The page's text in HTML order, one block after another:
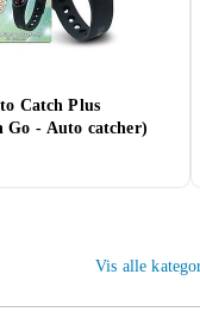
Catch Plus
Go - Auto catcher)
Vis alle